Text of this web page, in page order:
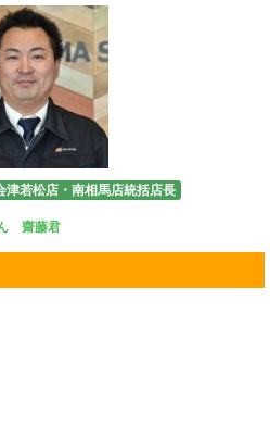
津若松店・南相馬店統括店長
齋藤君